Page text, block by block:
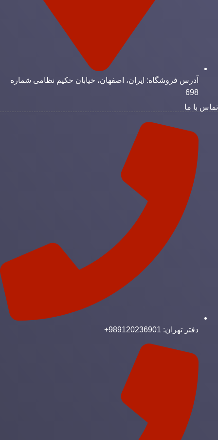
آدرس فروشگاه: ایران، اصفهان، خیابان حکیم نظامی شماره
698
با ما
دفتر تهران: 989120236901+